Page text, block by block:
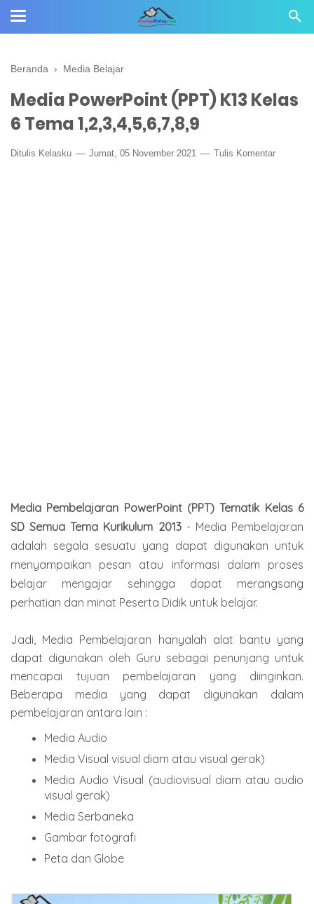
Beranda › Media Belajar
Media PowerPoint (PPT) K13 Kelas
6 Tema 1,2,3,4,5,6,7,8,9
Ditulis Kelasku Jumat, 05 November 2021 Tulis Komentar
Media Pembelajaran PowerPoint (PPT) Tematik Kelas 6
SD Semua Tema Kurikulum 2013- Media Pembelajaran
adalah segala sesuatu yang dapat digunakan untuk
menyampaikan pesan atau informasi dalam proses
belajar mengajar sehingga dapat merangsang
perhatian dan minat Peserta Didik untuk belajar.
Jadi, Media Pembelajaran hanyalah alat bantu yang
dapat digunakan oleh Guru sebagai penunjang untuk
mencapai tujuan pembelajaran yang diinginkan.
Beberapa media yang dapat digunakan dalam
pembelajaran antara lain :
Media Audio
Media Visual visual diam atau visual gerak)
Media Audio Visual (audiovisual diam atau audio
visual gerak)
Media Serbaneka
Gambar fotografi
Peta dan Globe